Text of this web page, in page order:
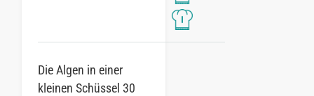
Die Algen in einer
kleinen Schüssel 30